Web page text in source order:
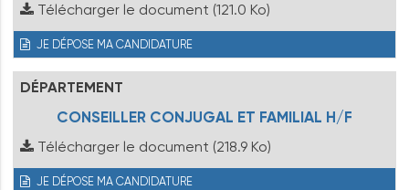
Télécharger le document (121.0 Ko)
JE DÉPOSE MA CANDIDATURE
DÉPARTEMENT
CONSEILLER CONJUGAL ET FAMILIAL H/F
Télécharger le document (218.9 Ko)
JE DÉPOSE MA CANDIDATURE